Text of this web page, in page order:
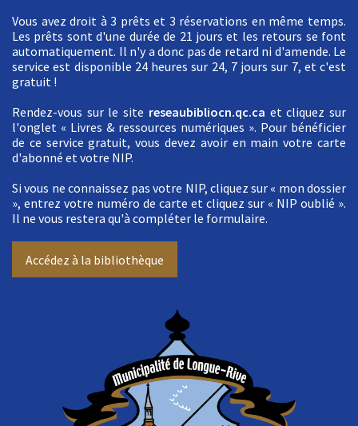
Vous avez droit à 3 prêts et 3 réservations en même temps.
Les prêts sont d'une durée de 21 jours et les retours se font
automatiquement. Il n'y a donc pas de retard ni d'amende. Le
service est disponible 24 heures sur 24, 7 jours sur 7, et c'est
gratuit !
Rendez-vous sur le site reseaubibliocn.qc.ca et cliquez sur
l'onglet « Livres & ressources numériques ». Pour bénéficier
de ce service gratuit, vous devez avoir en main votre carte
d'abonné et votre NIP.
Si vous ne connaissez pas votre NIP, cliquez sur « mon dossier
», entrez votre numéro de carte et cliquez sur « NIP oublié ».
Il ne vous restera qu'à compléter le formulaire.
Accédez à la bibliothèque